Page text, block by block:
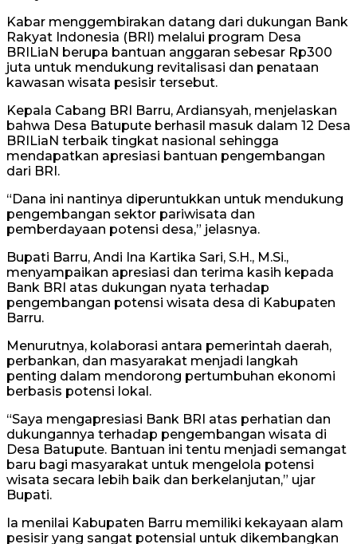
Kabar menggembirakan datang dari dukungan Bank
Rakyat Indonesia (BRI) melalui program Desa
BRILiaN berupa bantuan anggaran sebesar Rp300
juta untuk mendukung revitalisasi dan penataan
kawasan wisata pesisir tersebut.
Kepala Cabang BRI Barru, Ardiansyah, menjelaskan
bahwa Desa Batupute berhasil masuk dalam 12 Desa
BRILiaN terbaik tingkat nasional sehingga
mendapatkan apresiasi bantuan pengembangan
dari BRI.
“Dana ini nantinya diperuntukkan untuk mendukung
pengembangan sektor pariwisata dan
pemberdayaan potensi desa,” jelasnya.
Bupati Barru, Andi Ina Kartika Sari, S.H., M.Si.,
menyampaikan apresiasi dan terima kasih kepada
Bank BRI atas dukungan nyata terhadap
pengembangan potensi wisata desa di Kabupaten
Barru.
Menurutnya, kolaborasi antara pemerintah daerah,
perbankan, dan masyarakat menjadi langkah
penting dalam mendorong pertumbuhan ekonomi
berbasis potensi lokal.
“Saya mengapresiasi Bank BRI atas perhatian dan
dukungannya terhadap pengembangan wisata di
Desa Batupute. Bantuan ini tentu menjadi semangat
baru bagi masyarakat untuk mengelola potensi
wisata secara lebih baik dan berkelanjutan,” ujar
Bupati.
Ia menilai Kabupaten Barru memiliki kekayaan alam
pesisir yang sangat potensial untuk dikembangkan